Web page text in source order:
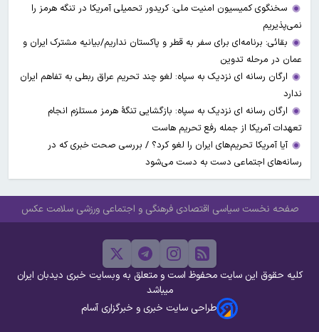
سخنگوی کمیسیون امنیت ملی: کریدور تحمیلی آمریکا در تنگه هرمز را
نمی‌پذیریم
بقائی: برنامه‌ای برای سفر به قطر و پاکستان نداریم/بیانیه مشترک ایران و
عمان در مرحله تدوین
ارگان رسانه ای نزدیک به سپاه: لغو چند تحریم عراق ربطی به تفاهم ایران
ندارد
ارگان رسانه ای نزدیک به سپاه: بازگشایی تنگۀ هرمز مستلزم انجام
تعهدات آمریکا از جمله رفع تحریم هاست
آیا آمریکا تحریم‌های ایران را لغو کرد؟ / بررسی صحت خبری که در
رسانه‌های اجتماعی دست به دست می‌شود
صفحه نخست سیاسی اقتصادی فرهنگی و اجتماعی ورزشی سلامت عکس
کلیه حقوق این سایت محفوظ است و متعلق به وبسایت خبری دیدبان ایران
میباشد
طراحی سایت خبری و خبرگزاری آسام